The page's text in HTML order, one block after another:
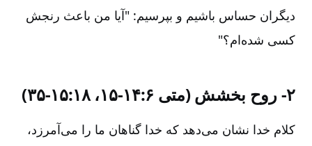
دیگران حساس باشیم و بپرسیم: "آیا من باعث رنجش
کسی شده‌ام‌؟"
۲-‏ روح بخشش (متی ۶:‏۱۴-‏۱۵، ۱۸:‏۱۵-‏۳۵)
کلام خدا نشان می‌دهد که خدا گناهان ما را می‌آمرزد،